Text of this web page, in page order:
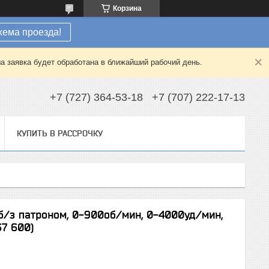
Корзина
проезда!
будет обработана в ближайший рабочий день.
+7 (727) 364-53-18 +7 (707) 222-17-13
КУПИТЬ В РАССРОЧКУ
б/з патроном, 0-900об/мин, 0-4000уд/мин,
600)